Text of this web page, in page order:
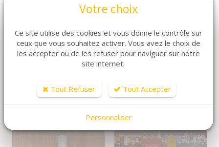
ARTICLES CONNEXES
également ces produits plébiscités par nos clients
Votre choix
Ce site utilise des cookies et vous donne le contrôle sur
ceux que vous souhaitez activer. Vous avez le choix de
les accepter ou de les refuser pour naviguer sur notre
site internet.
Tout Refuser Tout Accepter
Personnaliser